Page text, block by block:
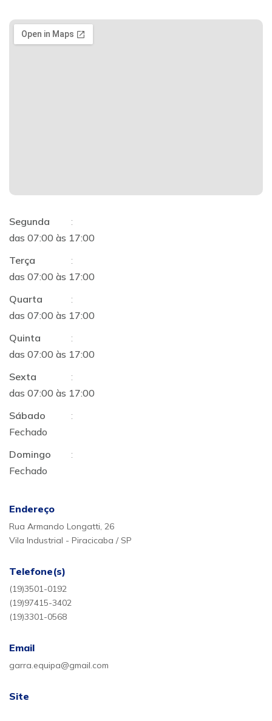
Segunda
:
das 07:00 às 17:00
Terça
:
das 07:00 às 17:00
Quarta
:
das 07:00 às 17:00
Quinta
:
das 07:00 às 17:00
Sexta
:
das 07:00 às 17:00
Sábado
:
Fechado
Domingo
:
Fechado
Endereço
Rua Armando Longatti, 26
Vila Industrial - Piracicaba / SP
Telefone(s)
(19)3501-0192
(19)97415-3402
(19)3301-0568
Email
garra.equipa@gmail.com
Site